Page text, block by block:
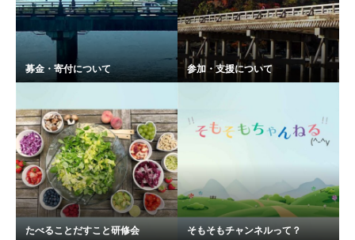
募金・寄付について 参加・支援について
たべることだすこと研修会 そもそもチャンネルって？